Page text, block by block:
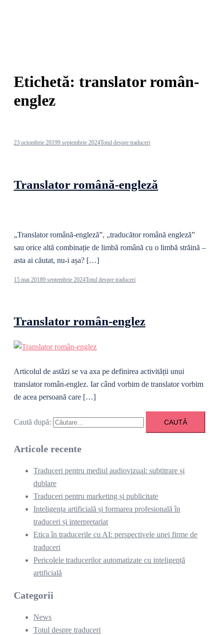
Etichetă: translator român-
englez
23 octombrie 20199 septembrie 2024Totul despre traduceri
Translator română-engleză
„Translator română-engleză”, „traducător română engleză”
sau orice altă combinație de limbă română cu o limbă străină –
asta ai căutat, nu-i așa? […]
15 mai 20189 septembrie 2024Totul despre traduceri
Translator român-englez
Articolul de astăzi se va axa pe definirea activității unui
translator român-englez. Iar când vorbim de translator vorbim
de acea persoană care […]
Caută după:
Articole recente
Traduceri pentru mediul audiovizual: subtitrare și
dublare
Traduceri pentru marketing și publicitate
Inteligența artificială și formarea profesională în
traduceri și interpretariat
Etica în traducerile cu AI: perspectivele unei firme de
traduceri
Pericolele traducerilor automatizate cu inteligență
artificială
Categorii
News
Totul despre traduceri